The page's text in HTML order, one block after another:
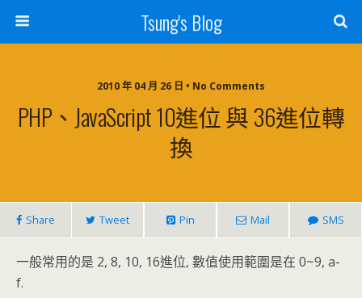
Tsung's Blog
2010 年 04 月 26 日 • No Comments
PHP、JavaScript 10進位 與 36進位轉
換
Share Tweet Pin Mail SMS
一般常用的是 2, 8, 10, 16進位, 數值使用範圍是在 0~9, a-
f.